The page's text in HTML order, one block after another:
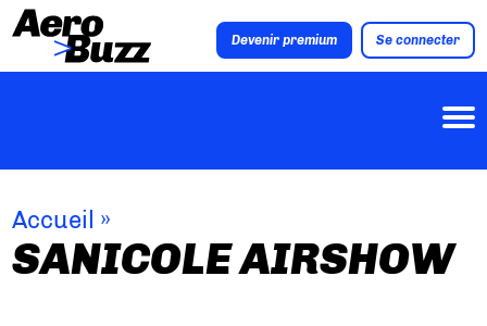
Devenir premium Se connecter
Accueil »
SANICOLE AIRSHOW